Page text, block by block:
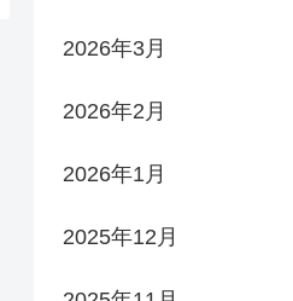
2026年3月
2026年2月
2026年1月
2025年12月